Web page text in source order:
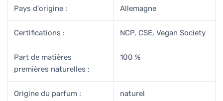
Pays d'origine : Allemagne
Certifications : NCP, CSE, Vegan Society
Part de matières
premières naturelles :
100 %
Origine du parfum : naturel